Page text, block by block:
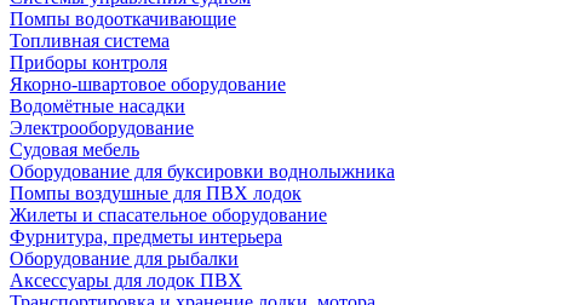
Помпы водооткачивающие
Топливная система
Приборы контроля
Якорно-швартовое оборудование
Водомётные насадки
Электрооборудование
Судовая мебель
Оборудование для буксировки воднолыжника
Помпы воздушные для ПВХ лодок
Жилеты и спасательное оборудование
Фурнитура, предметы интерьера
Оборудование для рыбалки
Аксессуары для лодок ПВХ